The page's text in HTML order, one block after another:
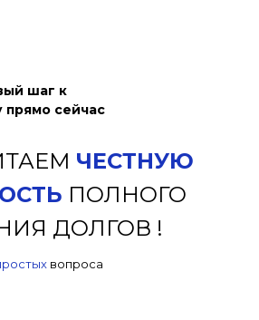
шаг к
прямо сейчас
ЧЕСТНУЮ
ПОЛНОГО
ДОЛГОВ !
вопроса